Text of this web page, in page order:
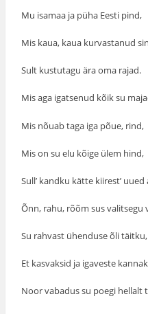
Mu isamaa ja püha Eesti pind,
Mis kaua, kaua kurvastanud
Sult kustutagu ära oma rajad.
Mis aga igatsenud kõik su
Mis nõuab taga iga põue, rind,
Mis on su elu kõige ülem hind,
Sull’ kandku kätte kiirest’ uued
Õnn, rahu, rõõm sus valitsegu
Su rahvast ühenduse õli täitku,
Et kasvaksid ja igaveste
Noor vabadus su poegi hellalt